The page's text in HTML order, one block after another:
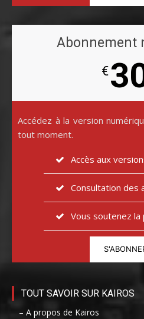
Abonnement
€
Accédez à la version
tout moment.
Accès aux
Consultation des
Vous soutenez
TOUT SAVOIR SUR KAIROS
– A propos de Kairos